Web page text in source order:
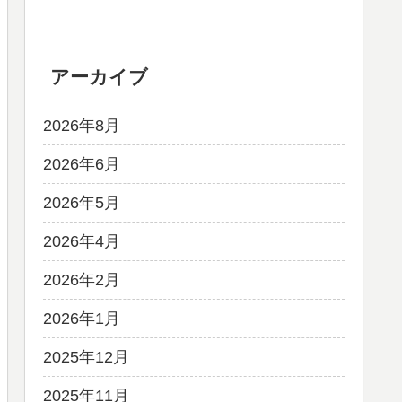
アーカイブ
2026年8月
2026年6月
2026年5月
2026年4月
2026年2月
2026年1月
2025年12月
2025年11月